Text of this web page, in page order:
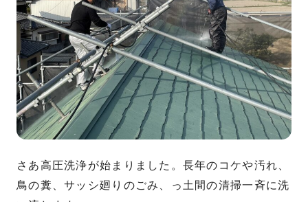
さあ高圧洗浄が始まりました。長年のコケや汚れ、
鳥の糞、サッシ廻りのごみ、っ土間の清掃一斉に洗